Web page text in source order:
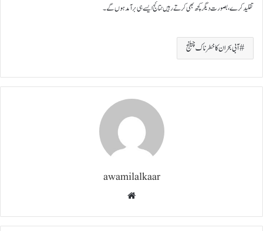
تقلید کرے، بصورت دیگر کچھ بھی کرتے رہیں نتائج ایسے ہی برآمد ہوں گے۔
آبی بحران کا خطرناک چیلنج
awamilalkaar